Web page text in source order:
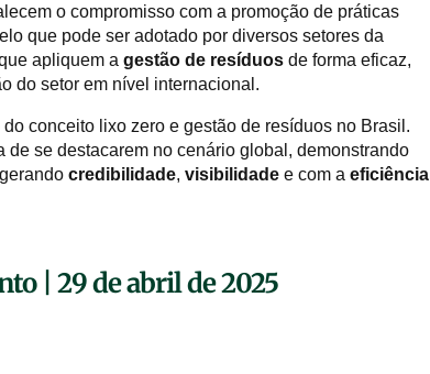
o compromisso com a promoção de práticas
que pode ser adotado por diversos setores da
apliquem a gestão de resíduos de forma eficaz,
do setor em nível internacional.
conceito lixo zero e gestão de resíduos no Brasil.
se destacarem no cenário global, demonstrando
gerando credibilidade, visibilidade e com a eficiência
| 29 de abril de 2025